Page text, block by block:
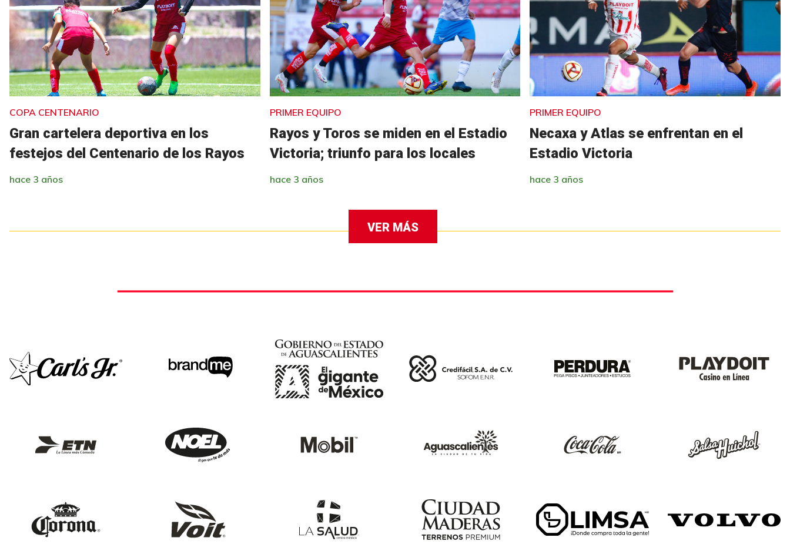
COPA CENTENARIO
Gran cartelera deportiva en los
festejos del Centenario de los Rayos
hace 3 años
PRIMER EQUIPO
Rayos y Toros se miden en el Estadio
Victoria; triunfo para los locales
hace 3 años
PRIMER EQUIPO
Necaxa y Atlas se enfrentan en el
Estadio Victoria
hace 3 años
VER MÁS